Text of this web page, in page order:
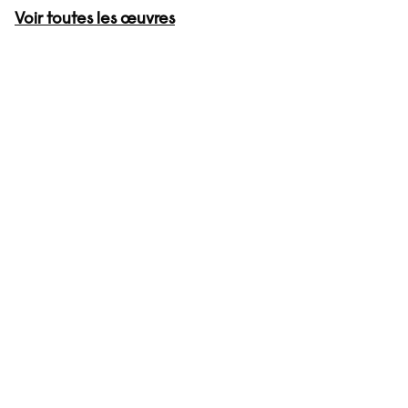
Voir toutes les œuvres